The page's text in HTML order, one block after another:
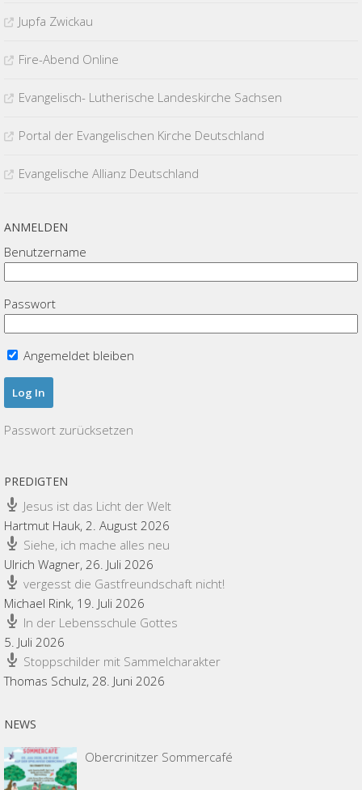
Jupfa Zwickau
Fire-Abend Online
Evangelisch- Lutherische Landeskirche Sachsen
Portal der Evangelischen Kirche Deutschland
Evangelische Allianz Deutschland
ANMELDEN
Benutzername
Passwort
Angemeldet bleiben
Passwort zurücksetzen
PREDIGTEN
Jesus ist das Licht der Welt
Hartmut Hauk, 2. August 2026
Siehe, ich mache alles neu
Ulrich Wagner, 26. Juli 2026
vergesst die Gastfreundschaft nicht!
Michael Rink, 19. Juli 2026
In der Lebensschule Gottes
5. Juli 2026
Stoppschilder mit Sammelcharakter
Thomas Schulz, 28. Juni 2026
NEWS
Obercrinitzer Sommercafé